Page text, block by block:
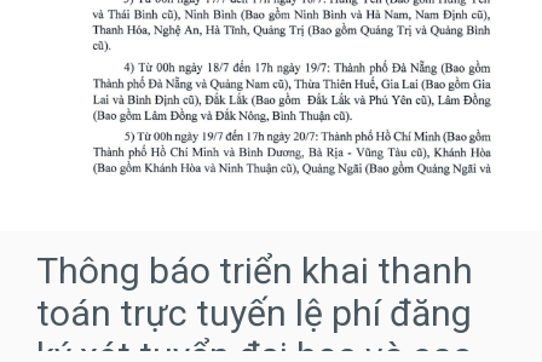
Thông báo triển khai thanh
toán trực tuyến lệ phí đăng